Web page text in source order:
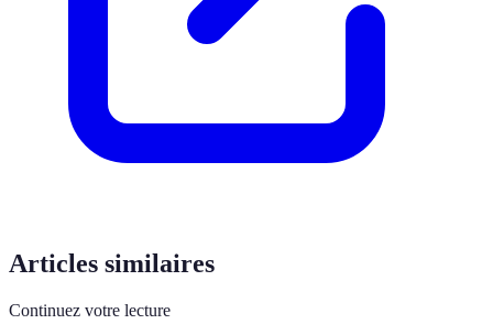
Articles similaires
Continuez votre lecture